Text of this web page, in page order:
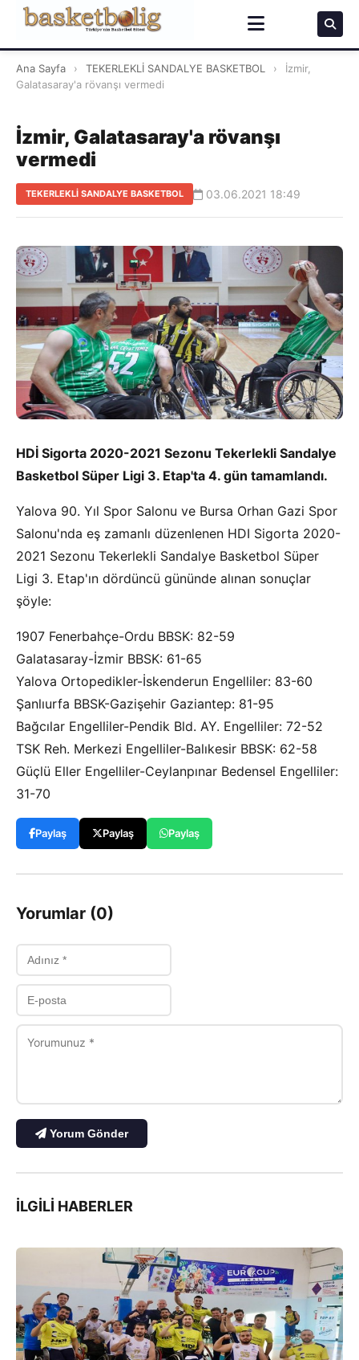
Ana Sayfa › TEKERLEKLİ SANDALYE BASKETBOL ›
İzmir,
Galatasaray'a rövanşı vermedi
İzmir, Galatasaray'a rövanşı
vermedi
TEKERLEKLİ SANDALYE BASKETBOL 03.06.2021 18:49
HDİ Sigorta 2020-2021 Sezonu Tekerlekli Sandalye
Basketbol Süper Ligi 3. Etap'ta 4. gün tamamlandı.
Yalova 90. Yıl Spor Salonu ve Bursa Orhan Gazi Spor
Salonu'nda eş zamanlı düzenlenen HDI Sigorta 2020-
2021 Sezonu Tekerlekli Sandalye Basketbol Süper
Ligi 3. Etap'ın dördüncü gününde alınan sonuçlar
şöyle:
1907 Fenerbahçe-Ordu BBSK: 82-59
Galatasaray-İzmir BBSK: 61-65
Yalova Ortopedikler-İskenderun Engelliler: 83-60
Şanlıurfa BBSK-Gazişehir Gaziantep: 81-95
Bağcılar Engelliler-Pendik Bld. AY. Engelliler: 72-52
TSK Reh. Merkezi Engelliler-Balıkesir BBSK: 62-58
Güçlü Eller Engelliler-Ceylanpınar Bedensel Engelliler:
31-70
Paylaş Paylaş Paylaş
Yorumlar (0)
Yorum Gönder
İLGILI HABERLER